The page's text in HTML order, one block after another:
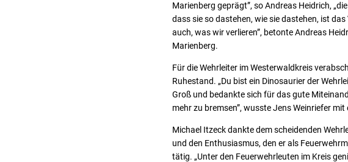
Marienberg geprägt”, so Andreas Heidrich,
dass sie so dastehen, wie sie dastehen, ist
auch, was wir verlieren”, betonte Andreas
Marienberg.
Für die Wehrleiter im Westerwaldkreis
Ruhestand. „Du bist ein Dinosaurier der
Groß und bedankte sich für das gute
mehr zu bremsen”, wusste Jens Weinriefer
Michael Itzeck dankte dem scheidenden
und den Enthusiasmus, den er als
tätig. „Unter den Feuerwehrleuten im Kreis